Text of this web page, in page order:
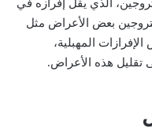
الذي يقل إفرازه في
بعض الأعراض مثل
المهبلية،
تقليل هذه الأعراض.